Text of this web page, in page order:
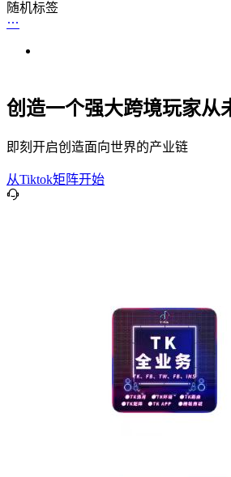
随机标签
创造一个强大跨境玩家从
即刻开启创造面向世界的产业链
从Tiktok矩阵开始